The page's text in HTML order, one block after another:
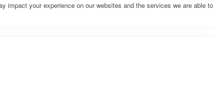
impact your experience on our websites and the services we are able to